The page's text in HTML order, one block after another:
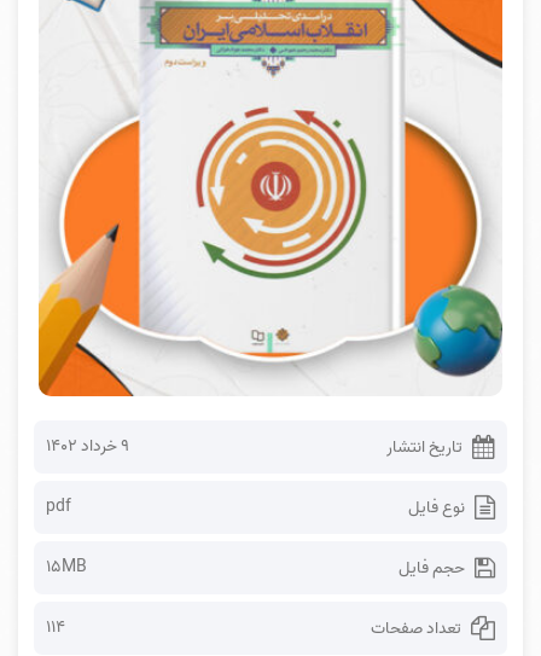
تاریخ انتشار ۹ خرداد ۱۴۰۲
نوع فایل pdf
حجم فایل 15MB
تعداد صفحات 114